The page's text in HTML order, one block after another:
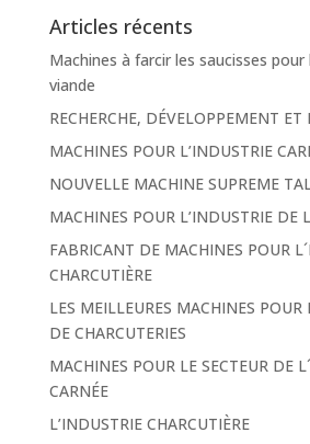
Articles récents
Machines à farcir les saucisses pour
viande
RECHERCHE, DÉVELOPPEMENT
MACHINES POUR L’INDUSTRIE
NOUVELLE MACHINE SUPREME
MACHINES POUR L’INDUSTRIE DE
FABRICANT DE MACHINES POUR
CHARCUTIÈRE
LES MEILLEURES MACHINES
DE CHARCUTERIES
MACHINES POUR LE SECTEUR DE
CARNÉE
L’INDUSTRIE CHARCUTIÈRE